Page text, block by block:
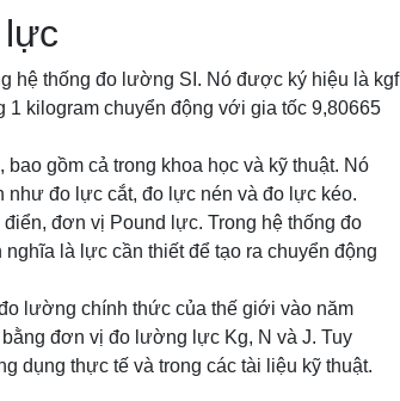
hệ thống đo lường SI. Nó được ký hiệu là kgf
kilogram chuyển động với gia tốc 9,80665
gồm cả trong khoa học và kỹ thuật. Nó
đo lực cắt, đo lực nén và đo lực kéo.
đơn vị Pound lực. Trong hệ thống đo
là lực cần thiết để tạo ra chuyển động
lường chính thức của thế giới vào năm
đơn vị đo lường lực Kg, N và J. Tuy
dụng thực tế và trong các tài liệu kỹ thuật.